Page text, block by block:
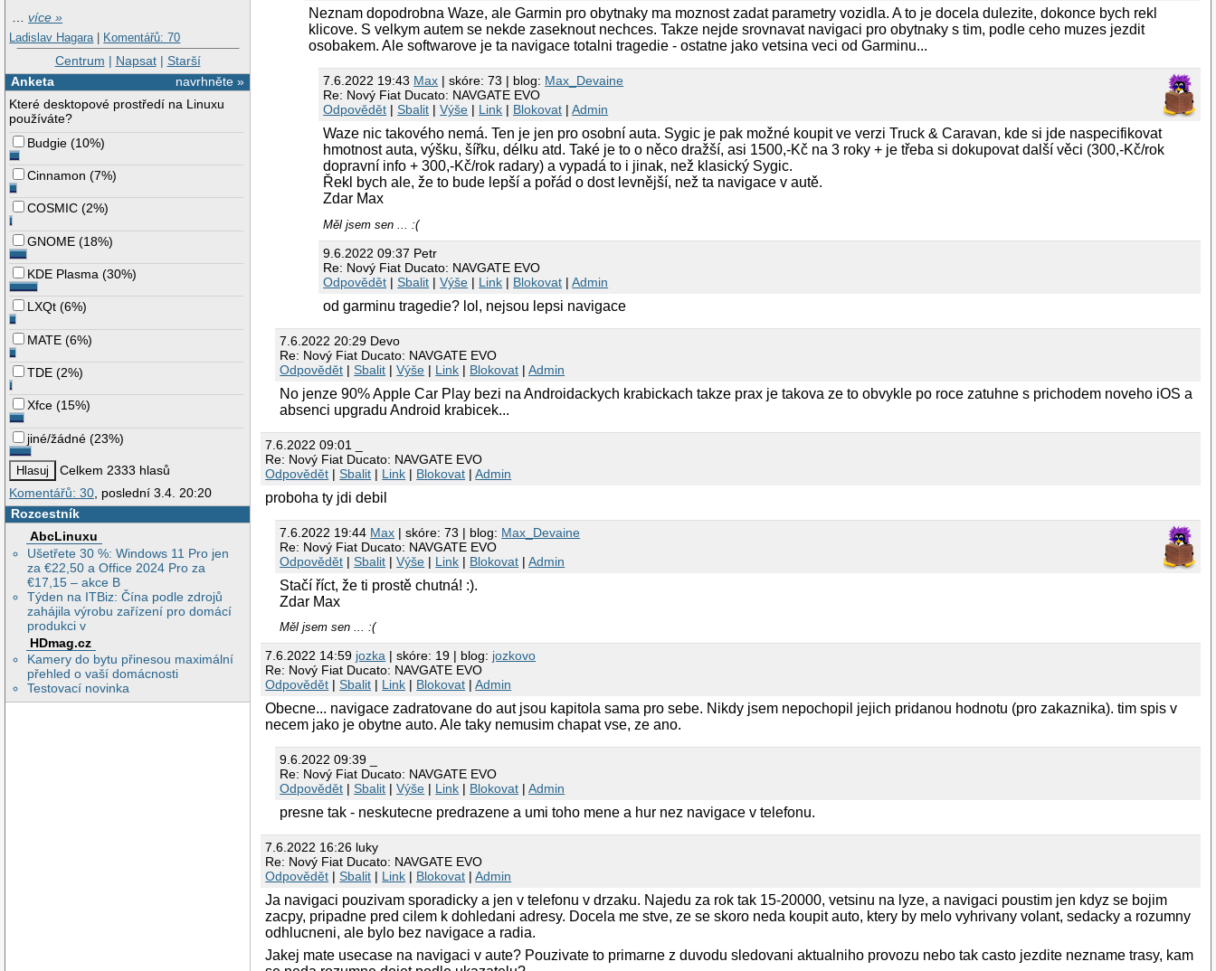
…více »
Ladislav Hagara | Komentářů: 70
Centrum | Napsat| Starší
navrhněte »
Anketa
Které desktopové prostředí na Linuxu
používáte?
Budgie (10%)
Cinnamon (7%)
COSMIC (2%)
GNOME (18%)
KDE Plasma (30%)
LXQt (6%)
MATE (6%)
TDE (2%)
Xfce (15%)
jiné/žádné (23%)
Celkem 2333 hlasů
Komentářů: 30, poslední 3.4. 20:20
Rozcestník
AbcLinuxu
Ušetřete 30 %: Windows 11 Pro jen
za €22,50 a Office 2024 Pro za
€17,15 – akce B
Týden na ITBiz: Čína podle zdrojů
zahájila výrobu zařízení pro domácí
produkci v
HDmag.cz
Kamery do bytu přinesou maximální
přehled o vaší domácnosti
Testovací novinka
Neznam dopodrobna Waze, ale Garmin pro obytnaky ma moznost zadat parametry vozidla. A to je docela dulezite, dokonce bych rekl
klicove. S velkym autem se nekde zaseknout nechces. Takze nejde srovnavat navigaci pro obytnaky s tim, podle ceho muzes jezdit
osobakem. Ale softwarove je ta navigace totalni tragedie - ostatne jako vetsina veci od Garminu...
7.6.2022 19:43 Max | skóre: 73 | blog: Max_Devaine
Re: Nový Fiat Ducato: NAVGATE EVO
Odpovědět |Sbalit |Výše | Link | Blokovat |Admin
Waze nic takového nemá. Ten je jen pro osobní auta. Sygic je pak možné koupit ve verzi Truck & Caravan, kde si jde naspecifikovat
hmotnost auta, výšku, šířku, délku atd. Také je to o něco dražší, asi 1500,-Kč na 3 roky + je třeba si dokupovat další věci (300,-Kč/rok
dopravní info + 300,-Kč/rok radary) a vypadá to i jinak, než klasický Sygic.
Řekl bych ale, že to bude lepší a pořád o dost levnější, než ta navigace v autě.
Zdar Max
Měl jsem sen ... :(
9.6.2022 09:37 Petr
Re: Nový Fiat Ducato: NAVGATE EVO
Odpovědět |Sbalit |Výše | Link | Blokovat |Admin
od garminu tragedie? lol, nejsou lepsi navigace
7.6.2022 20:29 Devo
Re: Nový Fiat Ducato: NAVGATE EVO
Odpovědět |Sbalit |Výše | Link | Blokovat |Admin
No jenze 90% Apple Car Play bezi na Androidackych krabickach takze prax je takova ze to obvykle po roce zatuhne s prichodem noveho iOS a
absenci upgradu Android krabicek...
7.6.2022 09:01 _
Re: Nový Fiat Ducato: NAVGATE EVO
Odpovědět |Sbalit | Link | Blokovat |Admin
proboha ty jdi debil
7.6.2022 19:44 Max | skóre: 73 | blog: Max_Devaine
Re: Nový Fiat Ducato: NAVGATE EVO
Odpovědět |Sbalit |Výše | Link | Blokovat |Admin
Stačí říct, že ti prostě chutná! :).
Zdar Max
Měl jsem sen ... :(
7.6.2022 14:59 jozka | skóre: 19 | blog: jozkovo
Re: Nový Fiat Ducato: NAVGATE EVO
Odpovědět |Sbalit | Link | Blokovat |Admin
Obecne... navigace zadratovane do aut jsou kapitola sama pro sebe. Nikdy jsem nepochopil jejich pridanou hodnotu (pro zakaznika). tim spis v
necem jako je obytne auto. Ale taky nemusim chapat vse, ze ano.
9.6.2022 09:39 _
Re: Nový Fiat Ducato: NAVGATE EVO
Odpovědět |Sbalit |Výše | Link | Blokovat |Admin
presne tak - neskutecne predrazene a umi toho mene a hur nez navigace v telefonu.
7.6.2022 16:26 luky
Re: Nový Fiat Ducato: NAVGATE EVO
Odpovědět |Sbalit | Link | Blokovat |Admin
Ja navigaci pouzivam sporadicky a jen v telefonu v drzaku. Najedu za rok tak 15-20000, vetsinu na lyze, a navigaci poustim jen kdyz se bojim
zacpy, pripadne pred cilem k dohledani adresy. Docela me stve, ze se skoro neda koupit auto, ktery by melo vyhrivany volant, sedacky a rozumny
odhlucneni, ale bylo bez navigace a radia.
Jakej mate usecase na navigaci v aute? Pouzivate to primarne z duvodu sledovani aktualniho provozu nebo tak casto jezdite nezname trasy, kam